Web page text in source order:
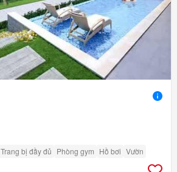
Trang bị đầy đủ Phòng gym Hồ bơi Vườn